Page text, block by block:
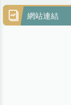
網站連結